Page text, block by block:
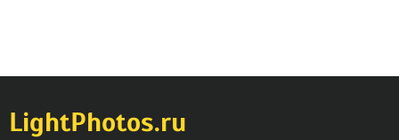
LightPhotos.ru